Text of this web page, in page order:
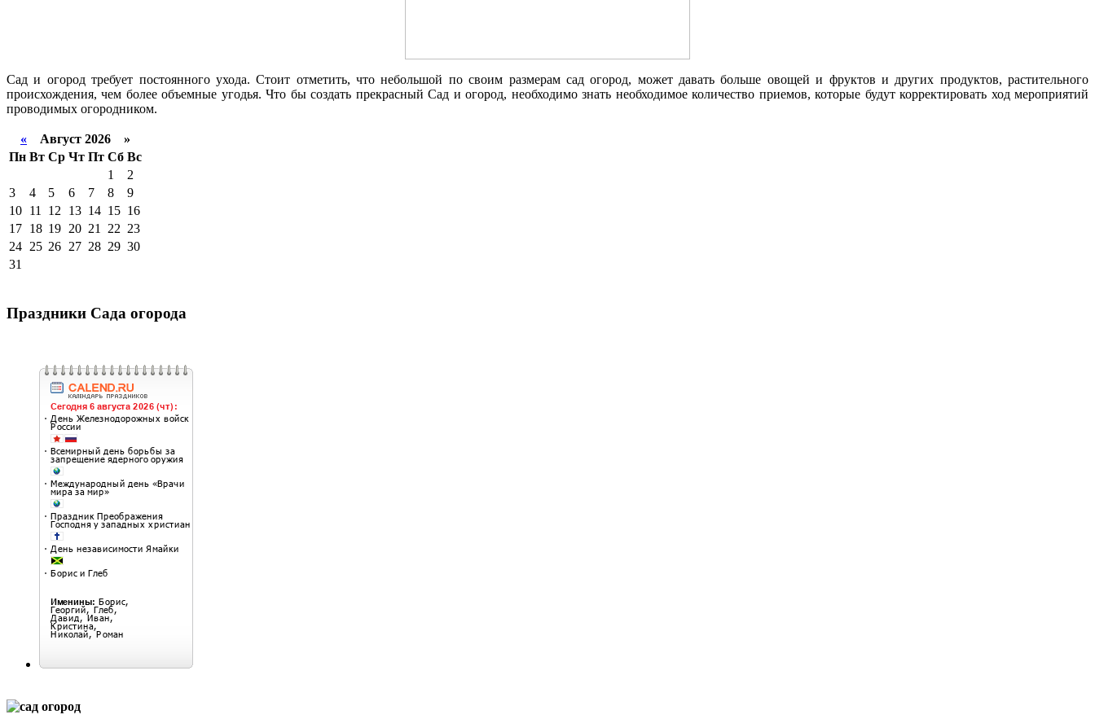
Сад и огород требует постоянного ухода. Стоит отметить, что небольшой по своим размерам сад огород, может давать больше овощей и фруктов и других продуктов, растительного
происхождения, чем более объемные угодья. Что бы создать прекрасный Сад и огород, необходимо знать необходимое количество приемов, которые будут корректировать ход мероприятий
проводимых огородником.
« Август 2026 »
Пн Вт Ср Чт Пт Сб Вс
1
2
3
4 5 6 7 8
9
10 11 12 13 14 15 16
17 18 19 20 21 22 23
24 25 26 27 28 29 30
31
Праздники Сада огорода